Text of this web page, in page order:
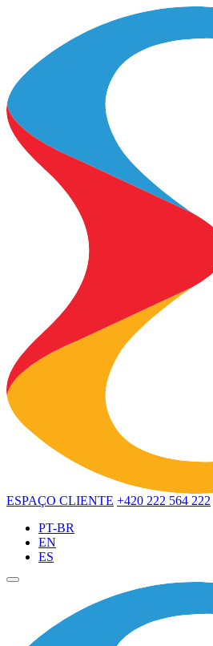
ESPAÇO CLIENTE +420 222 564 222
PT-BR
EN
ES